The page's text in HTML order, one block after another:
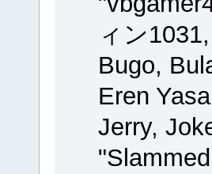
ィン
Bugo,
Eren
Jerry,